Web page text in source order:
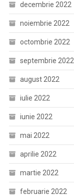
decembrie 2022
noiembrie 2022
octombrie 2022
septembrie 2022
august 2022
iulie 2022
iunie 2022
mai 2022
aprilie 2022
martie 2022
februarie 2022